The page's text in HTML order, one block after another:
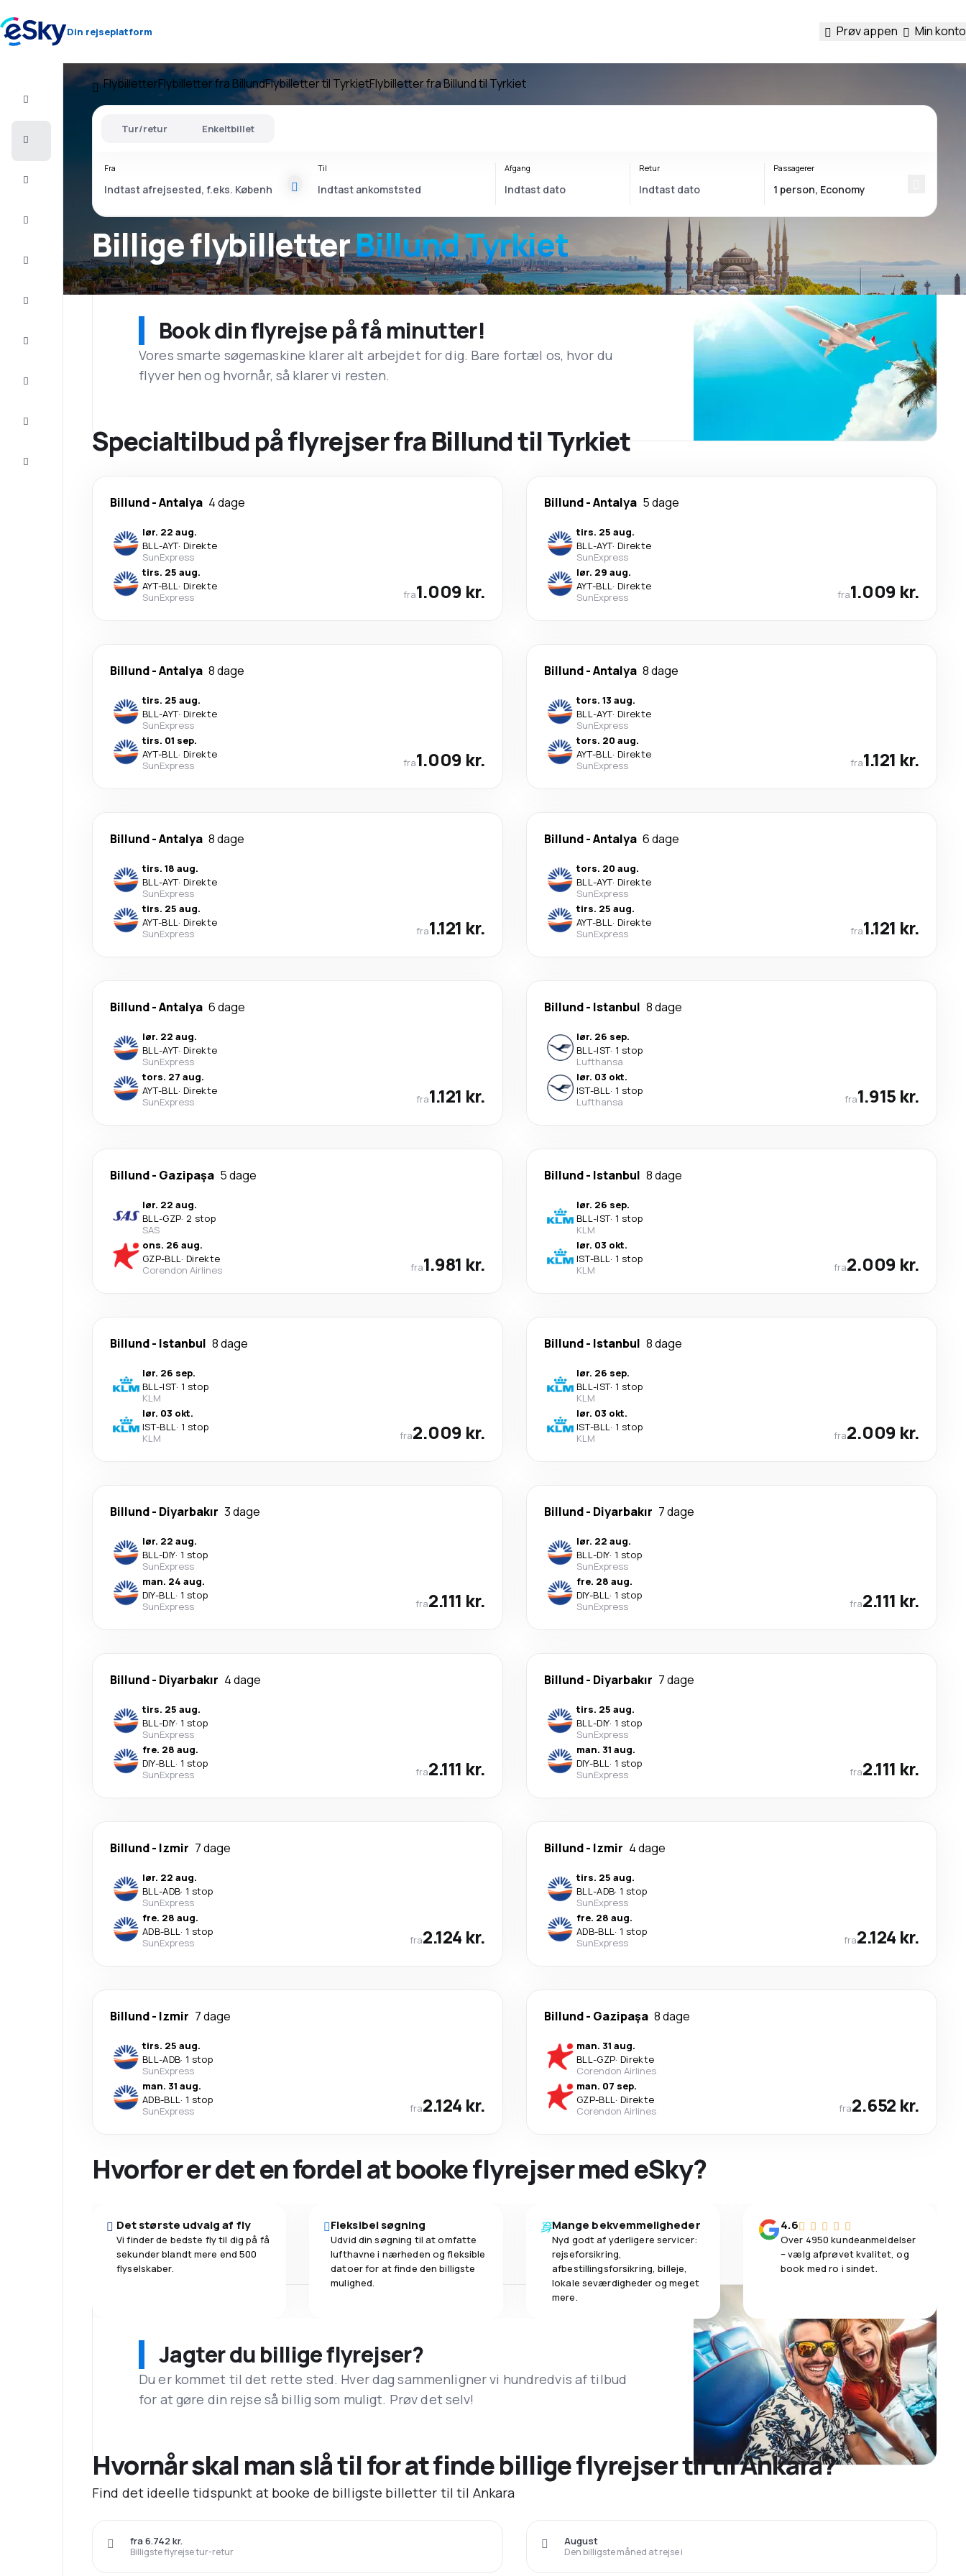
Din rejseplatform Prøv appen Min konto
Storbyferie
FlybilletterFlybilletter fra BillundFlybilletter til TyrkietFlybilletter fra Billund til Tyrkiet
Billige flybilletterBillund Tyrkiet
Tur/retur Enkeltbillet
Fra Til Afgang Retur Passagerer
Book din flyrejse på få minutter!
Vores smarte søgemaskine klarer alt arbejdet for dig. Bare fortæl os, hvor du
flyver hen og hvornår, så klarer vi resten.
Specialtilbud på flyrejser fra Billund til Tyrkiet
Billund-Antalya 4 dage
lør. 22 aug.
BLL-AYT· Direkte
SunExpress
tirs. 25 aug.
AYT-BLL· Direkte
SunExpress
fra1.009 kr.
Billund-Antalya 5 dage
tirs. 25 aug.
BLL-AYT· Direkte
SunExpress
lør. 29 aug.
AYT-BLL· Direkte
SunExpress
fra1.009 kr.
Billund-Antalya 8 dage
tirs. 25 aug.
BLL-AYT· Direkte
SunExpress
tirs. 01 sep.
AYT-BLL· Direkte
SunExpress
fra1.009 kr.
Billund-Antalya 8 dage
tors. 13 aug.
BLL-AYT· Direkte
SunExpress
tors. 20 aug.
AYT-BLL· Direkte
SunExpress
fra1.121 kr.
Billund-Antalya 8 dage
tirs. 18 aug.
BLL-AYT· Direkte
SunExpress
tirs. 25 aug.
AYT-BLL· Direkte
SunExpress
fra1.121 kr.
Billund-Antalya 6 dage
tors. 20 aug.
BLL-AYT· Direkte
SunExpress
tirs. 25 aug.
AYT-BLL· Direkte
SunExpress
fra1.121 kr.
Billund-Antalya 6 dage
lør. 22 aug.
BLL-AYT· Direkte
SunExpress
tors. 27 aug.
AYT-BLL· Direkte
SunExpress
fra1.121 kr.
Billund- Istanbul 8 dage
lør. 26 sep.
BLL-IST· 1 stop
Lufthansa
lør. 03 okt.
IST-BLL· 1 stop
Lufthansa
fra1.915 kr.
Billund- Gazipaşa 5 dage
lør. 22 aug.
BLL-GZP· 2 stop
SAS
ons. 26 aug.
GZP-BLL· Direkte
Corendon Airlines
fra1.981 kr.
Billund- Istanbul 8 dage
lør. 26 sep.
BLL-IST· 1 stop
KLM
lør. 03 okt.
IST-BLL· 1 stop
KLM
fra2.009 kr.
Billund- Istanbul 8 dage
lør. 26 sep.
BLL-IST· 1 stop
KLM
lør. 03 okt.
IST-BLL· 1 stop
KLM
fra2.009 kr.
Billund- Istanbul 8 dage
lør. 26 sep.
BLL-IST· 1 stop
KLM
lør. 03 okt.
IST-BLL· 1 stop
KLM
fra2.009 kr.
Billund- Diyarbakır 3 dage
lør. 22 aug.
BLL-DIY· 1 stop
SunExpress
man. 24 aug.
DIY-BLL· 1 stop
SunExpress
fra2.111 kr.
Billund- Diyarbakır 7 dage
lør. 22 aug.
BLL-DIY· 1 stop
SunExpress
fre. 28 aug.
DIY-BLL· 1 stop
SunExpress
fra2.111 kr.
Billund- Diyarbakır 4 dage
tirs. 25 aug.
BLL-DIY· 1 stop
SunExpress
fre. 28 aug.
DIY-BLL· 1 stop
SunExpress
fra2.111 kr.
Billund- Diyarbakır 7 dage
tirs. 25 aug.
BLL-DIY· 1 stop
SunExpress
man. 31 aug.
DIY-BLL· 1 stop
SunExpress
fra2.111 kr.
Billund- Izmir 7 dage
lør. 22 aug.
BLL-ADB· 1 stop
SunExpress
fre. 28 aug.
ADB-BLL· 1 stop
SunExpress
fra2.124 kr.
Billund- Izmir 4 dage
tirs. 25 aug.
BLL-ADB· 1 stop
SunExpress
fre. 28 aug.
ADB-BLL· 1 stop
SunExpress
fra2.124 kr.
Billund- Izmir 7 dage
tirs. 25 aug.
BLL-ADB· 1 stop
SunExpress
man. 31 aug.
ADB-BLL· 1 stop
SunExpress
fra2.124 kr.
Billund- Gazipaşa 8 dage
man. 31 aug.
BLL-GZP· Direkte
Corendon Airlines
man. 07 sep.
GZP-BLL· Direkte
Corendon Airlines
fra2.652 kr.
Hvorfor er det en fordel at booke flyrejser med eSky?
Det største udvalg af fly
Vi finder de bedste fly til dig på få
sekunder blandt mere end 500
flyselskaber.
Fleksibel søgning
Udvid din søgning til at omfatte
lufthavne i nærheden og fleksible
datoer for at finde den billigste
mulighed.
Mange bekvemmeligheder
Nyd godt af yderligere servicer:
rejseforsikring,
afbestillingsforsikring, billeje,
lokale seværdigheder og meget
mere.
4.6
Over 4950 kundeanmeldelser
– vælg afprøvet kvalitet, og
book med ro i sindet.
Jagter du billige flyrejser?
Du er kommet til det rette sted. Hver dag sammenligner vi hundredvis af tilbud
for at gøre din rejse så billig som muligt. Prøv det selv!
Hvornår skal man slå til for at finde billige flyrejser til til Ankara?
Find det ideelle tidspunkt at booke de billigste billetter til til Ankara
Billigste flyrejse tur-retur
fra 6.742 kr.
Den billigste måned at rejse i
August